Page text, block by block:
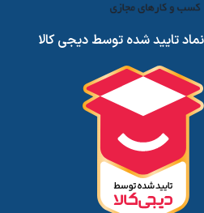
نماد تایید شده توسط دیجی کالا